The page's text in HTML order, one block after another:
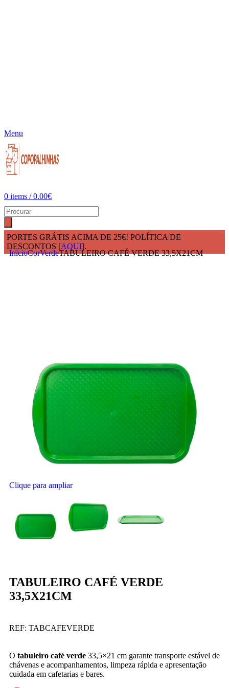
Menu
0 items / 0.00€
PORTES GRÁTIS ACIMA DE 25€! POLÍTICA DE
DESCONTOS [AQUI].
InícioCorVerdeTABULEIRO CAFÉ VERDE 33,5X21CM
Clique para ampliar
TABULEIRO CAFÉ VERDE
33,5X21CM
REF: TABCAFEVERDE
O tabuleiro café verde 33,5×21 cm garante transporte estável de
chávenas e acompanhamentos, limpeza rápida e apresentação
cuidada em cafetarias e bares.